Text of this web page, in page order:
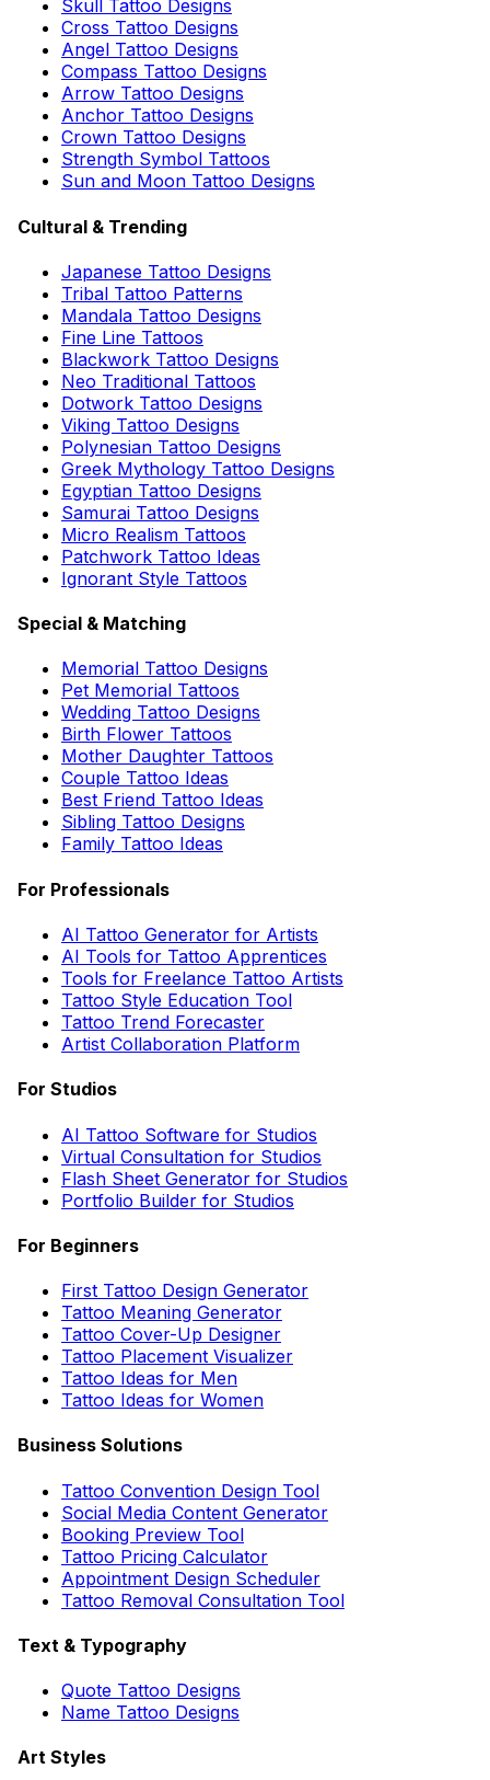
Skull Tattoo Designs
Cross Tattoo Designs
Angel Tattoo Designs
Compass Tattoo Designs
Arrow Tattoo Designs
Anchor Tattoo Designs
Crown Tattoo Designs
Strength Symbol Tattoos
Sun and Moon Tattoo Designs
Cultural & Trending
Japanese Tattoo Designs
Tribal Tattoo Patterns
Mandala Tattoo Designs
Fine Line Tattoos
Blackwork Tattoo Designs
Neo Traditional Tattoos
Dotwork Tattoo Designs
Viking Tattoo Designs
Polynesian Tattoo Designs
Greek Mythology Tattoo Designs
Egyptian Tattoo Designs
Samurai Tattoo Designs
Micro Realism Tattoos
Patchwork Tattoo Ideas
Ignorant Style Tattoos
Special & Matching
Memorial Tattoo Designs
Pet Memorial Tattoos
Wedding Tattoo Designs
Birth Flower Tattoos
Mother Daughter Tattoos
Couple Tattoo Ideas
Best Friend Tattoo Ideas
Sibling Tattoo Designs
Family Tattoo Ideas
For Professionals
AI Tattoo Generator for Artists
AI Tools for Tattoo Apprentices
Tools for Freelance Tattoo Artists
Tattoo Style Education Tool
Tattoo Trend Forecaster
Artist Collaboration Platform
For Studios
AI Tattoo Software for Studios
Virtual Consultation for Studios
Flash Sheet Generator for Studios
Portfolio Builder for Studios
For Beginners
First Tattoo Design Generator
Tattoo Meaning Generator
Tattoo Cover-Up Designer
Tattoo Placement Visualizer
Tattoo Ideas for Men
Tattoo Ideas for Women
Business Solutions
Tattoo Convention Design Tool
Social Media Content Generator
Booking Preview Tool
Tattoo Pricing Calculator
Appointment Design Scheduler
Tattoo Removal Consultation Tool
Text & Typography
Quote Tattoo Designs
Name Tattoo Designs
Art Styles